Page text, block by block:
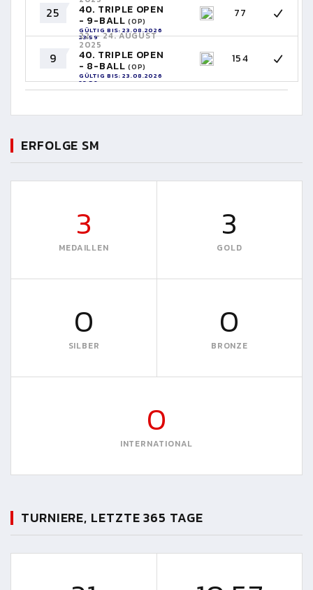
25 40. TRIPLE OPEN
- 9-BALL(OP)
GÜLTIG BIS: 23.08.2026
23:59
77
9
22. - 24. AUGUST
2025
40. TRIPLE OPEN
- 8-BALL(OP)
GÜLTIG BIS: 23.08.2026
23:59
154
ERFOLGE SM
3
MEDAILLEN
3
GOLD
0
SILBER
0
BRONZE
0
INTERNATIONAL
TURNIERE, LETZTE 365 TAGE